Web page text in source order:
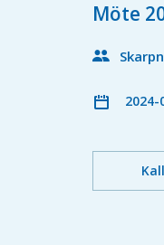
Möte
2024-